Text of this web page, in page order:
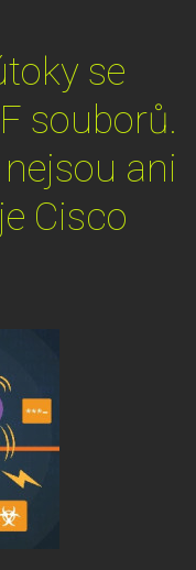
se
souborů.
ani
Cisco